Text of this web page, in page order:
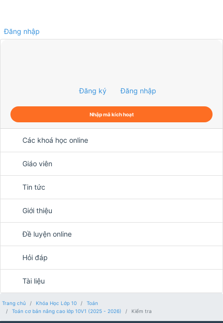
Đăng nhập
Đăng ký Đăng nhập
Nhập mã kích hoạt
Các khoá học online
Giáo viên
Tin tức
Giới thiệu
Đề luyện online
Hỏi đáp
Tài liệu
Trang chủ Khóa Học Lớp 10
Toán
Toán cơ bản nâng cao lớp 10V1 (2025 - 2026)
Kiểm tra